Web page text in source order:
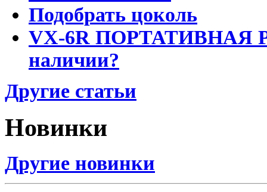
Подобрать цоколь
VX-6R ПОРТАТИВНАЯ
наличии?
Другие статьи
Новинки
Другие новинки